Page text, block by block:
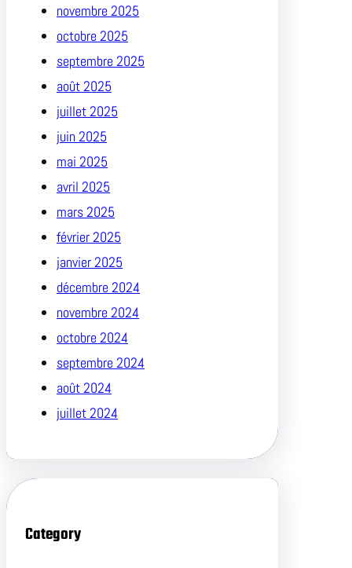
novembre 2025
octobre 2025
septembre 2025
août 2025
juillet 2025
juin 2025
mai 2025
avril 2025
mars 2025
février 2025
janvier 2025
décembre 2024
novembre 2024
octobre 2024
septembre 2024
août 2024
juillet 2024
Category